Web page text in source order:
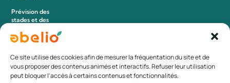
Ce site utilise des cookies afin de mesurer la fréquentation du site et de
vous proposer des contenus animés et interactifs. Refuser leur utilisation
peut bloquer l'accès à certains contenus et fonctionnalités.
Prévision des
stades et des
Détection des